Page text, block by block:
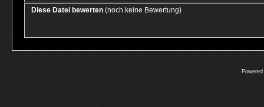
Diese Datei bewerten (noch keine Bewertung)